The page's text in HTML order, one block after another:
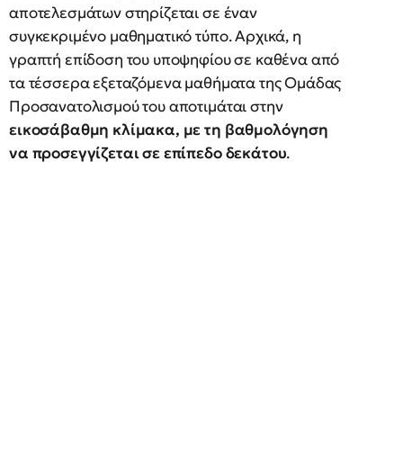
αποτελεσμάτων στηρίζεται σε έναν
συγκεκριμένο μαθηματικό τύπο. Αρχικά, η
γραπτή επίδοση του υποψηφίου σε καθένα από
τα τέσσερα εξεταζόμενα μαθήματα της Ομάδας
Προσανατολισμού του αποτιμάται στην
εικοσάβαθμη κλίμακα, με τη βαθμολόγηση
να προσεγγίζεται σε επίπεδο δεκάτου.